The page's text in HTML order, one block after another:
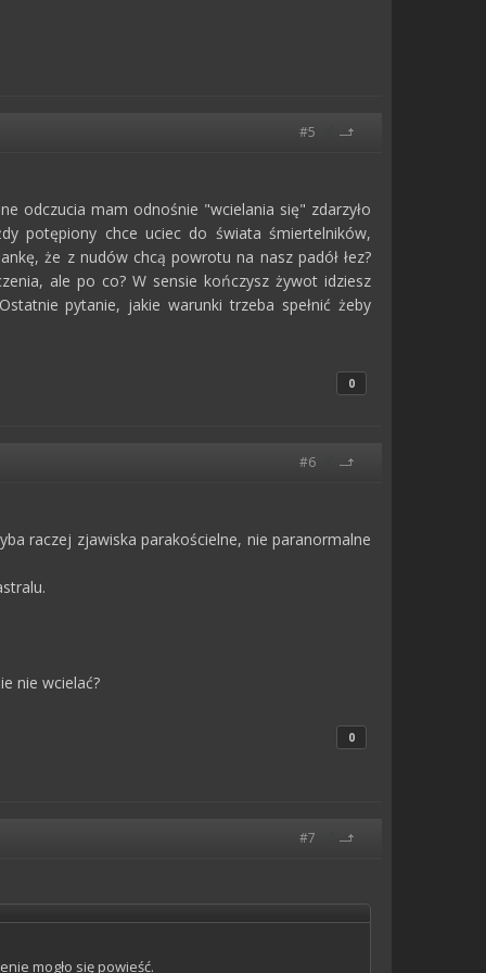
#5
odczucia mam odnośnie "wcielania się" zdarzyło
potępiony chce uciec do świata śmiertelników,
że z nudów chcą powrotu na nasz padół łez?
ale po co? W sensie kończysz żywot idziesz
pytanie, jakie warunki trzeba spełnić żeby
0
#6
raczej zjawiska parakościelne, nie paranormalne
nie wcielać?
0
#7
mogło się powieść.